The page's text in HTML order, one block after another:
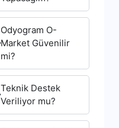
Odyogram O-
Market Güvenilir
mi?
Teknik Destek
Veriliyor mu?